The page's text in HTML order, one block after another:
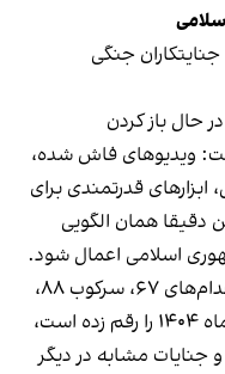
جنگی
حال باز کردن
ویدیوهای فاش شده،
قدرتمندی برای
دقیقا همان الگویی
اسلامی اعمال شود.
حکومت ایران نه تنها جنایاتی مانند اعدام‌های ۶۷، سرکوب ۸۸،
آبان ۹۸ و اعتراضات ۱۴۰۱ و کشتار دی‌ماه ۱۴۰۴ را رقم زده است،
جنایات مشابه در دیگر